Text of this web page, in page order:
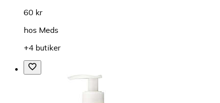
60 kr
hos Meds
+4 butiker